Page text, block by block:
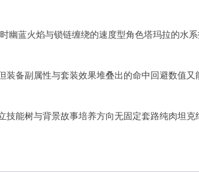
幽蓝火焰与锁链缠绕的速度型角色塔玛拉的水
备副属性与套装效果堆叠出的命中回避数值又
能树与背景故事培养方向无固定套路纯肉坦克